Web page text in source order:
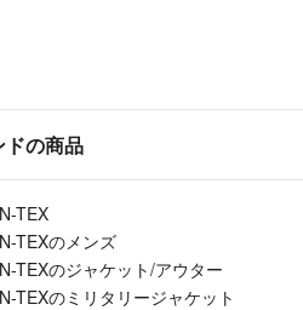
ドの商品
TEX
TEXのメンズ
TEXのジャケット/アウター
TEXのミリタリージャケット